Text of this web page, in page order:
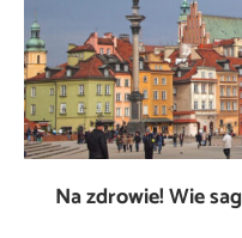
Na zdrowie! Wie